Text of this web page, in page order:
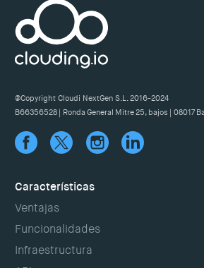
@Copyright Cloudi NextGen S.L. 2016-2024
B66356528 | Ronda General Mitre 25, bajos | 08017
Características
Ventajas
Funcionalidades
Infraestructura